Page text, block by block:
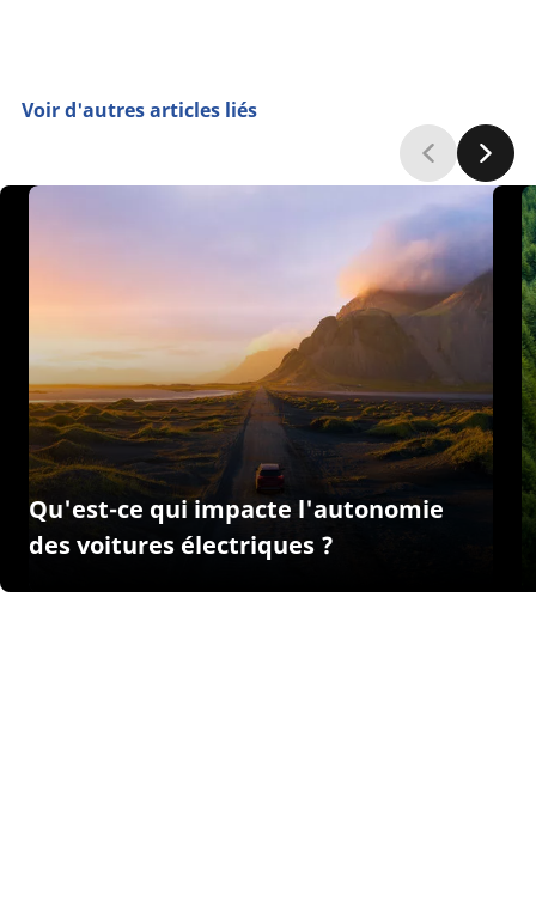
Voir d'autres articles liés
Qu'est-ce qui impacte l'autonomie
des voitures électriques ?